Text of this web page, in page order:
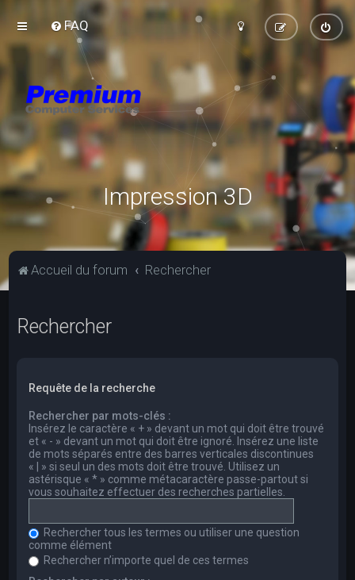
FAQ
Impression 3D
Accueil du forum Rechercher
Rechercher
Requête de la recherche
Rechercher par mots-clés :
Insérez le caractère « + » devant un mot qui doit être trouvé
et « - » devant un mot qui doit être ignoré. Insérez une liste
de mots séparés entre des barres verticales discontinues
« | » si seul un des mots doit être trouvé. Utilisez un
astérisque « * » comme métacaractère passe-partout si
vous souhaitez effectuer des recherches partielles.
Rechercher tous les termes ou utiliser une question
comme élément
Rechercher n’importe quel de ces termes